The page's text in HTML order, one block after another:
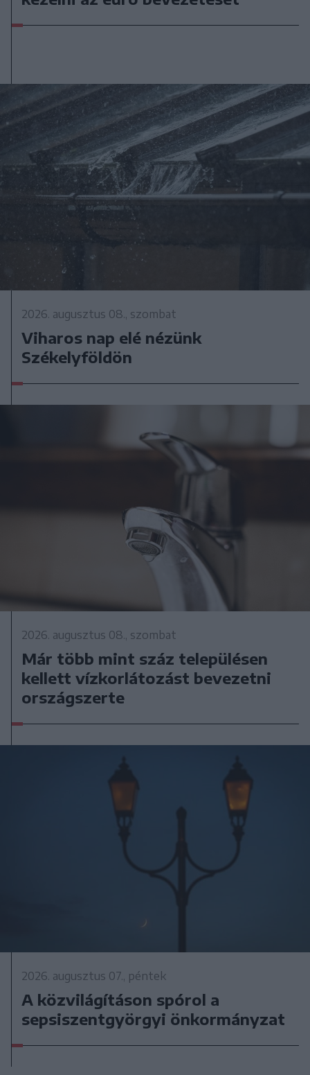
2026. augusztus 08., szombat
Viharos nap elé nézünk
Székelyföldön
2026. augusztus 08., szombat
Már több mint száz településen
kellett vízkorlátozást bevezetni
országszerte
2026. augusztus 07., péntek
A közvilágításon spórol a
sepsiszentgyörgyi önkormányzat